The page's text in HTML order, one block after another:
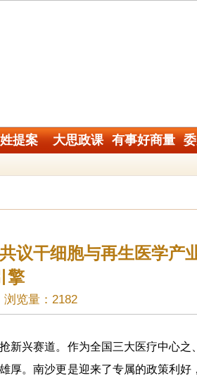
提案 大思政课 有事好商量
议干细胞与再生医学产
擎
浏览量：2182
兴赛道。作为全国三大医疗中心之
厚。南沙更是迎来了专属的政策利好